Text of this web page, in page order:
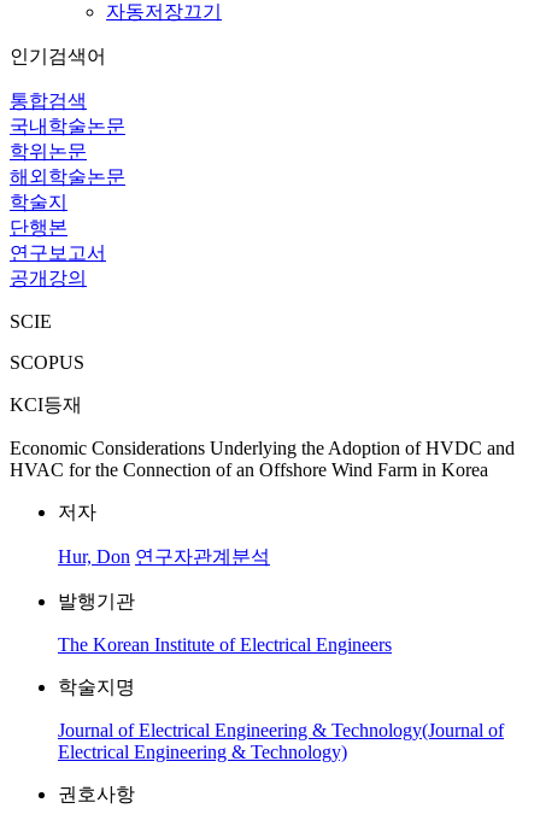
자동저장끄기
인기검색어
통합검색
국내학술논문
학위논문
해외학술논문
학술지
단행본
연구보고서
공개강의
SCIE
SCOPUS
KCI등재
Economic Considerations Underlying the Adoption of HVDC and
HVAC for the Connection of an Offshore Wind Farm in Korea
저자
Hur, Don 연구자관계분석
발행기관
The Korean Institute of Electrical Engineers
학술지명
Journal of Electrical Engineering & Technology(Journal of
Electrical Engineering & Technology)
권호사항